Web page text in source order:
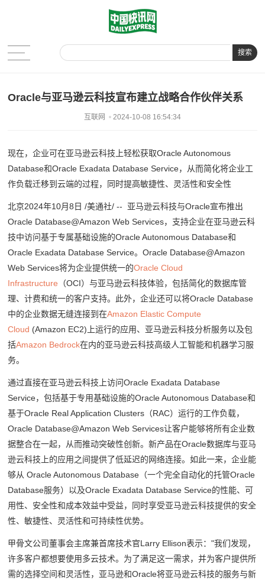
搜索
Oracle与亚马逊云科技宣布建立战略合作伙伴关系
互联网 2024-10-08 16:54:34
现在，企业可在亚马逊云科技上轻松获取Oracle Autonomous
Database和Oracle Exadata Database Service，从而简化将企业工
作负载迁移到云端的过程，同时提高敏捷性、灵活性和安全性
北京2024年10月8日 /美通社/ -- 亚马逊云科技与Oracle宣布推出
Oracle Database@Amazon Web Services，支持企业在亚马逊云科
技中访问基于专属基础设施的Oracle Autonomous Database和
Oracle Exadata Database Service。Oracle Database@Amazon
Web Services将为企业提供统一的Oracle Cloud
Infrastructure （OCI）与亚马逊云科技体验，包括简化的数据库管
理、计费和统一的客户支持。此外，企业还可以将Oracle Database
中的企业数据无缝连接到在Amazon Elastic Compute
Cloud (Amazon EC2)上运行的应用、亚马逊云科技分析服务以及包
括Amazon Bedrock在内的亚马逊云科技高级人工智能和机器学习服
务。
通过直接在亚马逊云科技上访问Oracle Exadata Database
Service，包括基于专用基础设施的Oracle Autonomous Database和
基于Oracle Real Application Clusters（RAC）运行的工作负载，
Oracle Database@Amazon Web Services让客户能够将所有企业数
据整合在一起，从而推动突破性创新。新产品在Oracle数据库与亚马
逊云科技上的应用之间提供了低延迟的网络连接。如此一来，企业能
够从 Oracle Autonomous Database（一个完全自动化的托管Oracle
Database服务）以及Oracle Exadata Database Service的性能、可
用性、安全性和成本效益中受益，同时享受亚马逊云科技提供的安全
性、敏捷性、灵活性和可持续性优势。
甲骨文公司董事会主席兼首席技术官Larry Ellison表示："我们发现，
许多客户都想要使用多云技术。为了满足这一需求，并为客户提供所
需的选择空间和灵活性，亚马逊和Oracle将亚马逊云科技的服务与新